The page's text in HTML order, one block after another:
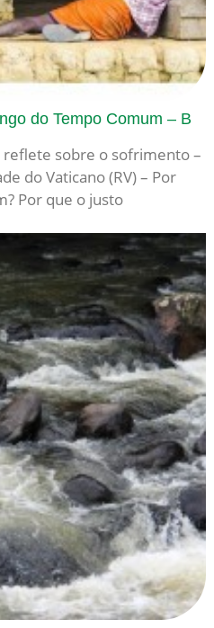
do Tempo Comum – B
sobre o sofrimento –
do Vaticano (RV) – Por
Por que o justo